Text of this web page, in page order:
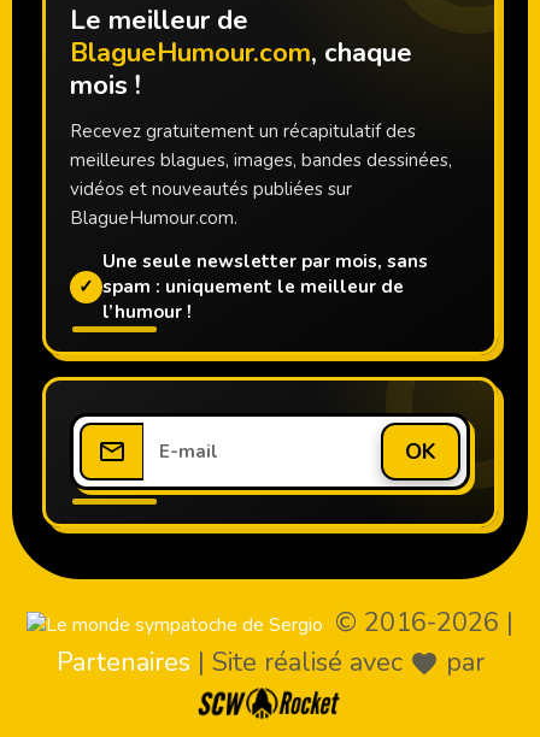
Le meilleur de
BlagueHumour.com, chaque
mois !
Recevez gratuitement un récapitulatif des
meilleures blagues, images, bandes dessinées,
vidéos et nouveautés publiées sur
BlagueHumour.com.
✓
Une seule newsletter par mois, sans
spam : uniquement le meilleur de
l’humour !
OK
© 2016-2026 |
Partenaires | Site réalisé avec par